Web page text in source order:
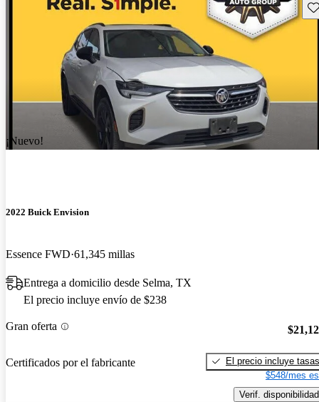
¡Nuevo!
2022 Buick Envision
Essence FWD 61,345 millas
Entrega a domicilio desde Selma, TX
El precio incluye envío de $238
Gran oferta
Certificados por el fabricante
El precio incluye tasas
$548/mes
Verif. disponibilidad